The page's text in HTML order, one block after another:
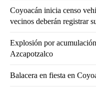
Coyoacán inicia censo
vecinos deberán registrar
Explosión por
Azcapotzalco
Balacera en fiesta en